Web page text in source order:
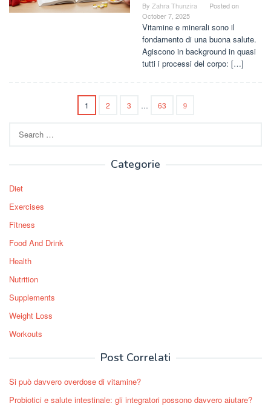
By Zahra Thunzira
Posted on
October 7, 2025
Vitamine e minerali sono il
fondamento di una buona salute.
Agiscono in background in quasi
tutti i processi del corpo: […]
1 2 3 … 63
for:
Categorie
Diet
Exercises
Fitness
Food And Drink
Health
Nutrition
Supplements
Weight Loss
Workouts
Post Correlati
Si può davvero overdose di vitamine?
Probiotici e salute intestinale: gli integratori possono davvero aiutare?